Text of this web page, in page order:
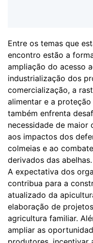
Entre os temas que
encontro estão a
ampliação do acesso
industrialização dos
comercialização, a
alimentar e a
também enfrenta
necessidade de
aos impactos dos
colmeias e ao
derivados das abelhas.
A expectativa dos
contribua para a
atualizado da
elaboração de
agricultura familiar.
ampliar as